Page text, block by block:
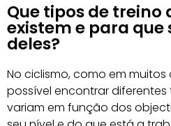
Que tipos de treino
existem e para que
deles?
No ciclismo, como em
possível encontrar
variam em função dos